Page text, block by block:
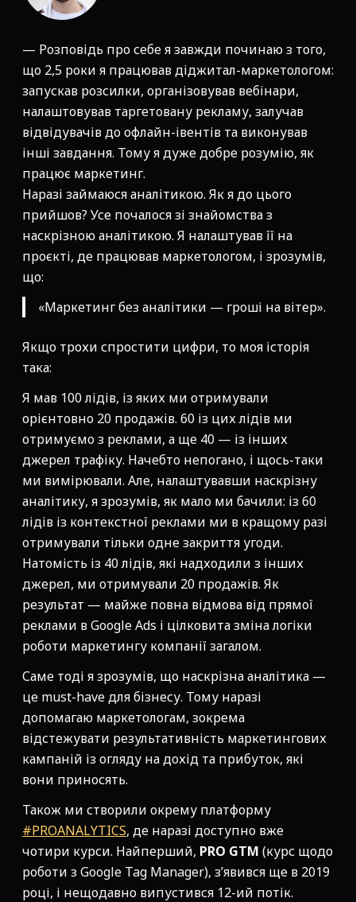
— Розповідь про себе я завжди починаю з того,
що 2,5 роки я працював діджитал-маркетологом:
запускав розсилки, організовував вебінари,
налаштовував таргетовану рекламу, залучав
відвідувачів до офлайн-івентів та виконував
інші завдання. Тому я дуже добре розумію, як
працює маркетинг.
Наразі займаюся аналітикою. Як я до цього
прийшов? Усе почалося зі знайомства з
наскрізною аналітикою. Я налаштував її на
проєкті, де працював маркетологом, і зрозумів,
що:
«Маркетинг без аналітики — гроші на вітер».
Якщо трохи спростити цифри, то моя історія
така:
Я мав 100 лідів, із яких ми отримували
орієнтовно 20 продажів. 60 із цих лідів ми
отримуємо з реклами, а ще 40 — із інших
джерел трафіку. Начебто непогано, і щось-таки
ми вимірювали. Але, налаштувавши наскрізну
аналітику, я зрозумів, як мало ми бачили: із 60
лідів із контекстної реклами ми в кращому разі
отримували тільки одне закриття угоди.
Натомість із 40 лідів, які надходили з інших
джерел, ми отримували 20 продажів. Як
результат — майже повна відмова від прямої
реклами в Google Ads і цілковита зміна логіки
роботи маркетингу компанії загалом.
Саме тоді я зрозумів, що наскрізна аналітика —
це must-have для бізнесу. Тому наразі
допомагаю маркетологам, зокрема
відстежувати результативність маркетингових
кампаній із огляду на дохід та прибуток, які
вони приносять.
Також ми створили окрему платформу
#PROANALYTICS, де наразі доступно вже
чотири курси. Найперший, PRO GTM (курс щодо
роботи з Google Tag Manager), з’явився ще в 2019
році, і нещодавно випустився 12-ий потік.